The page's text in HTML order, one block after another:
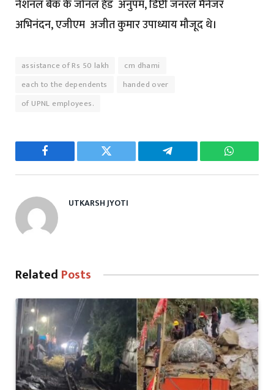
नेशनल बैंक के जोनल हेड अनुपम, डिप्टी जनरल मैनेजर
अभिनंदन, एजीएम अजीत कुमार उपाध्याय मौजूद थे।
assistance of Rs 50 lakh
cm dhami
each to the dependents
handed over
of UPNL employees.
Facebook Twitter Telegram
UTKARSH JYOTI
Related Posts